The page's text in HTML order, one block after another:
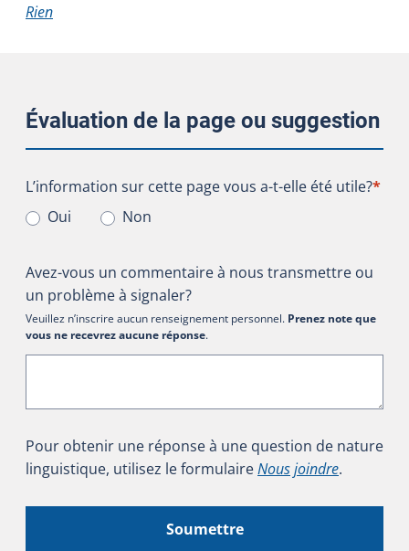
Rien
Évaluation de la page ou suggestion
L’information sur cette page vous a-t-elle été utile?
L’information sur cette page vous a-t-elle été utile?*
Oui
Non
Avez-vous un commentaire à nous transmettre ou
un problème à signaler?
Veuillez n’inscrire aucun renseignement personnel. Prenez note que
vous ne recevrez aucune réponse.
Pour obtenir une réponse à une question de nature
linguistique, utilisez le formulaireNous joindre.
Soumettre